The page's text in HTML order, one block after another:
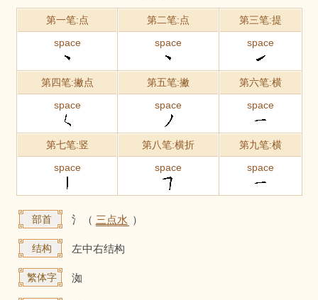
第一笔:点
space
第二笔:点
space
第三笔:提
space
第四笔:撇点
space
第五笔:撇
space
第六笔:横
space
第七笔:竖
space
第八笔:横折
space
第九笔:横
space
部首 氵（ 三点水 ）
结构 左中右结构
繁体字 洳